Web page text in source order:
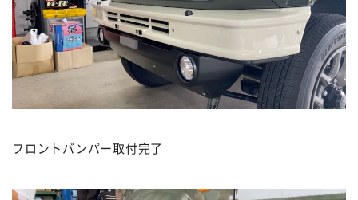
フロントバンパー取付完了